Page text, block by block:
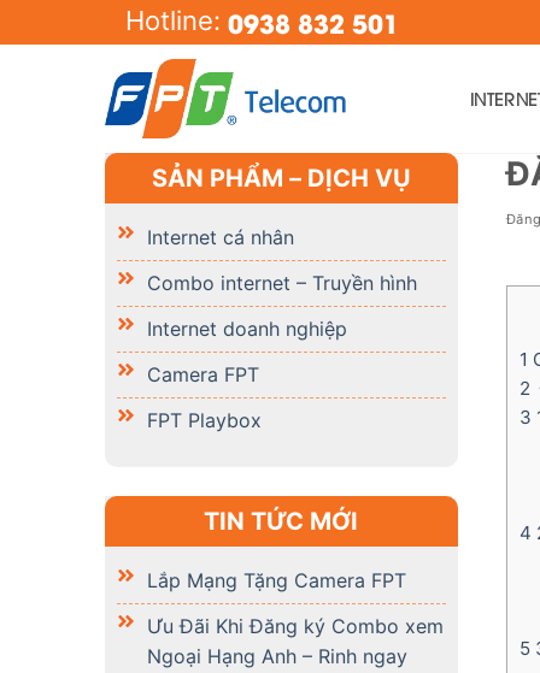
to
Hotline: 0938 832 501
SẢN PHẨM – DỊCH VỤ
Internet cá nhân
Combo internet – Truyền hình
Internet doanh nghiệp
Camera FPT
FPT Playbox
TIN TỨC MỚI
Lắp Mạng Tặng Camera FPT
Ưu Đãi Khi Đăng ký Combo xem
Ngoại Hạng Anh – Rinh ngay
1
2
3
4
5